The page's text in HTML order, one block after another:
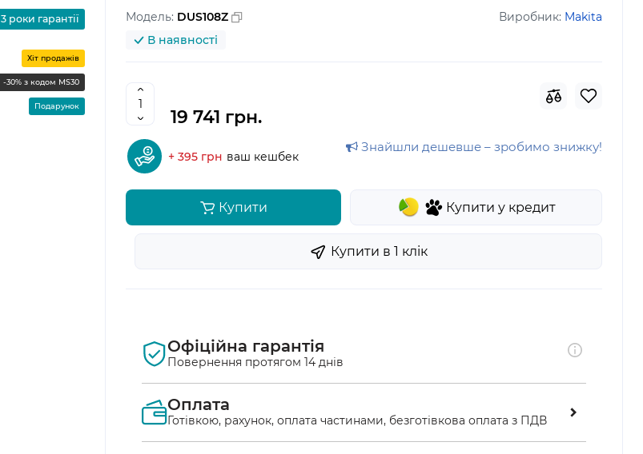
3 роки гарантії
Хіт продажів
-30% з кодом MS30
Подарунок
Модель: DUS108Z Виробник: Makita
В наявності
19 741 грн.
+ 395 грн ваш кешбек
Знайшли дешевше – зробимо знижку!
Купити Купити у кредит
Купити в 1 клiк
Офіційна гарантія
Повернення протягом 14 днів
Оплата
Готівкою, рахунок, оплата частинами, безготівкова оплата з ПДВ